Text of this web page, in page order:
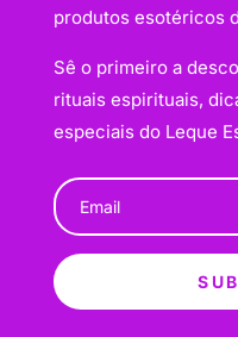
produtos esotéricos
Sê o primeiro a
rituais espirituais,
especiais do Leque